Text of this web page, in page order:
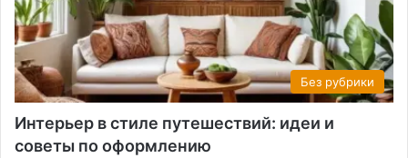
Без рубрики
Интерьер в стиле путешествий: идеи и
советы по оформлению